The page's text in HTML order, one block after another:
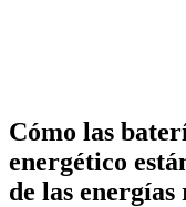
Cómo las
energético
de las energías